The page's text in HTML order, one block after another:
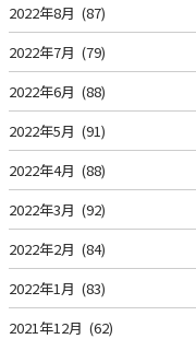
2022年8月 (87)
2022年7月 (79)
2022年6月 (88)
2022年5月 (91)
2022年4月 (88)
2022年3月 (92)
2022年2月 (84)
2022年1月 (83)
2021年12月 (62)